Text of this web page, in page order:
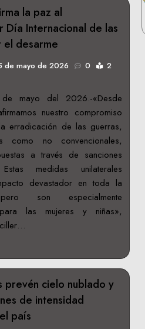
la paz al
Día Internacional de las
desarme
de mayo de 2026 0
2
mayo del 2026.-«Desde
nuestro compromiso
erradicación de las guerras,
como no convencionales,
a través de sanciones
medidas unilaterales
devastador en toda la
son especialmente
las mujeres y niñas»,
prevén cielo nublado y
de intensidad
país